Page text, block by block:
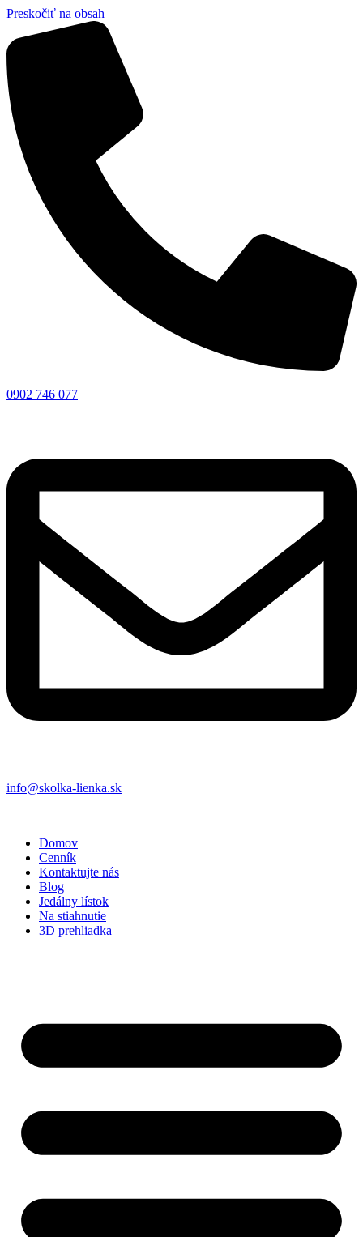
Preskočiť na obsah
0902 746 077
info@skolka-lienka.sk
Domov
Cenník
Kontaktujte nás
Blog
Jedálny lístok
Na stiahnutie
3D prehliadka